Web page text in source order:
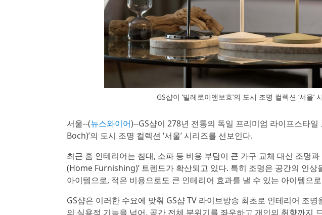
GS샵이 ‘빌레로이앤보흐’의 도시 조명 컬렉션 ‘서울’
서울--(뉴스와이어)--GS샵이 278년 전통의 독일 프리미엄 라이프스타
Boch)’의 도시 조명 컬렉션 ‘서울’ 시리즈를 선보인다.
최근 홈 인테리어는 침대, 소파 등 비용 부담이 큰 가구 교체 대신 조명
(Home Furnishing)’ 트렌드가 확산되고 있다. 특히 조명은 공간의 인상
아이템으로, 적은 비용으로도 큰 인테리어 효과를 낼 수 있는 아이템으
GS샵은 이러한 수요에 맞춰 GS샵 TV 라이브방송 최초로 인테리어 조
의 실용적 기능을 넘어, 공간 전체 분위기를 좌우하고 개인의 취향까지